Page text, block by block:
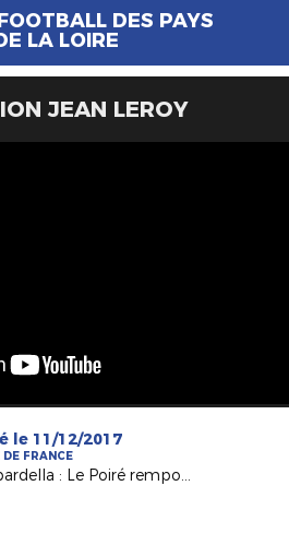
DES PAYS
LA LOIRE
JEAN LEROY
le 11/12/2017
DE FRANCE
Gambardella : Le Poiré remporte le derby à Fontenay !